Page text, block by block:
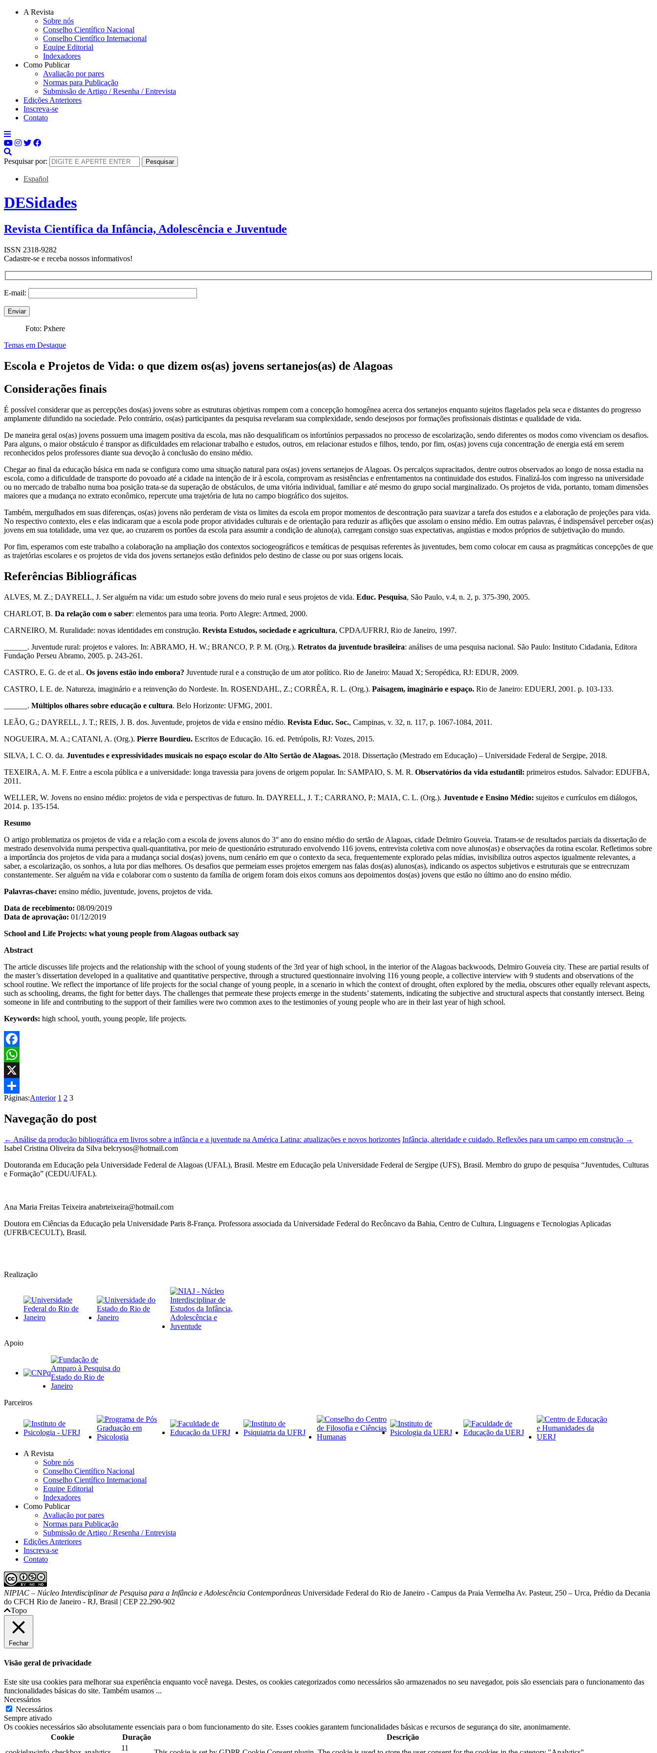
A Revista
Sobre nós
Conselho Científico Nacional
Conselho Científico Internacional
Equipe Editorial
Indexadores
Como Publicar
Avaliação por pares
Normas para Publicação
Submissão de Artigo / Resenha / Entrevista
Edições Anteriores
Inscreva-se
Contato
Pesquisar por:
Español
DESidades
Revista Científica da Infância, Adolescência e Juventude
ISSN 2318-9282
Cadastre-se e receba nossos informativos!
E-mail:
Foto: Pxhere
Temas em Destaque
Escola e Projetos de Vida: o que dizem os(as) jovens sertanejos(as) de Alagoas
Considerações finais
É possível considerar que as percepções dos(as) jovens sobre as estruturas objetivas rompem com a concepção homogênea acerca dos sertanejos enquanto sujeitos flagelados pela seca e distantes do progresso
amplamente difundido na sociedade. Pelo contrário, os(as) participantes da pesquisa revelaram sua complexidade, sendo desejosos por formações profissionais distintas e qualidade de vida.
De maneira geral os(as) jovens possuem uma imagem positiva da escola, mas não desqualificam os infortúnios perpassados no processo de escolarização, sendo diferentes os modos como vivenciam os desafios.
Para alguns, o maior obstáculo é transpor as dificuldades em relacionar trabalho e estudos, outros, em relacionar estudos e filhos, tendo, por fim, os(as) jovens cuja concentração de energia está em serem
reconhecidos pelos professores diante sua devoção à conclusão do ensino médio.
Chegar ao final da educação básica em nada se configura como uma situação natural para os(as) jovens sertanejos de Alagoas. Os percalços supracitados, dentre outros observados ao longo de nossa estadia na
escola, como a dificuldade de transporte do povoado até a cidade na intenção de ir à escola, comprovam as resistências e enfrentamentos na continuidade dos estudos. Finalizá-los com ingresso na universidade
ou no mercado de trabalho numa boa posição trata-se da superação de obstáculos, de uma vitória individual, familiar e até mesmo do grupo social marginalizado. Os projetos de vida, portanto, tomam dimensões
maiores que a mudança no extrato econômico, repercute uma trajetória de luta no campo biográfico dos sujeitos.
Também, mergulhados em suas diferenças, os(as) jovens não perderam de vista os limites da escola em propor momentos de descontração para suavizar a tarefa dos estudos e a elaboração de projeções para vida.
No respectivo contexto, eles e elas indicaram que a escola pode propor atividades culturais e de orientação para reduzir as aflições que assolam o ensino médio. Em outras palavras, é indispensável perceber os(as)
jovens em sua totalidade, uma vez que, ao cruzarem os portões da escola para assumir a condição de aluno(a), carregam consigo suas expectativas, angústias e modos próprios de subjetivação do mundo.
Por fim, esperamos com este trabalho a colaboração na ampliação dos contextos sociogeográficos e temáticas de pesquisas referentes às juventudes, bem como colocar em causa as pragmáticas concepções de que
as trajetórias escolares e os projetos de vida dos jovens sertanejos estão definidos pelo destino de classe ou por suas origens locais.
Referências Bibliográficas
ALVES, M. Z.; DAYRELL, J. Ser alguém na vida: um estudo sobre jovens do meio rural e seus projetos de vida. Educ. Pesquisa, São Paulo, v.4, n. 2, p. 375-390, 2005.
CHARLOT, B. Da relação com o saber: elementos para uma teoria. Porto Alegre: Artmed, 2000.
CARNEIRO, M. Ruralidade: novas identidades em construção. Revista Estudos, sociedade e agricultura, CPDA/UFRRJ, Rio de Janeiro, 1997.
______. Juventude rural: projetos e valores. In: ABRAMO, H. W.; BRANCO, P. P. M. (Org.). Retratos da juventude brasileira: análises de uma pesquisa nacional. São Paulo: Instituto Cidadania, Editora
Fundação Perseu Abramo, 2005. p. 243-261.
CASTRO, E. G. de et al.. Os jovens estão indo embora? Juventude rural e a construção de um ator político. Rio de Janeiro: Mauad X; Seropédica, RJ: EDUR, 2009.
CASTRO, I. E. de. Natureza, imaginário e a reinvenção do Nordeste. In. ROSENDAHL, Z.; CORRÊA, R. L. (Org.). Paisagem, imaginário e espaço. Rio de Janeiro: EDUERJ, 2001. p. 103-133.
______. Múltiplos olhares sobre educação e cultura. Belo Horizonte: UFMG, 2001.
LEÃO, G.; DAYRELL, J. T.; REIS, J. B. dos. Juventude, projetos de vida e ensino médio. Revista Educ. Soc., Campinas, v. 32, n. 117, p. 1067-1084, 2011.
NOGUEIRA, M. A.; CATANI, A. (Org.). Pierre Bourdieu. Escritos de Educação. 16. ed. Petrópolis, RJ: Vozes, 2015.
SILVA, I. C. O. da. Juventudes e expressividades musicais no espaço escolar do Alto Sertão de Alagoas. 2018. Dissertação (Mestrado em Educação) – Universidade Federal de Sergipe, 2018.
TEXEIRA, A. M. F. Entre a escola pública e a universidade: longa travessia para jovens de origem popular. In: SAMPAIO, S. M. R. Observatórios da vida estudantil: primeiros estudos. Salvador: EDUFBA,
2011.
WELLER, W. Jovens no ensino médio: projetos de vida e perspectivas de futuro. In. DAYRELL, J. T.; CARRANO, P.; MAIA, C. L. (Org.). Juventude e Ensino Médio: sujeitos e currículos em diálogos,
2014. p. 135-154.
Resumo
O artigo problematiza os projetos de vida e a relação com a escola de jovens alunos do 3° ano do ensino médio do sertão de Alagoas, cidade Delmiro Gouveia. Tratam-se de resultados parciais da dissertação de
mestrado desenvolvida numa perspectiva quali-quantitativa, por meio de questionário estruturado envolvendo 116 jovens, entrevista coletiva com nove alunos(as) e observações da rotina escolar. Refletimos sobre
a importância dos projetos de vida para a mudança social dos(as) jovens, num cenário em que o contexto da seca, frequentemente explorado pelas mídias, invisibiliza outros aspectos igualmente relevantes, a
saber, a escolarização, os sonhos, a luta por dias melhores. Os desafios que permeiam esses projetos emergem nas falas dos(as) alunos(as), indicando os aspectos subjetivos e estruturais que se entrecruzam
constantemente. Ser alguém na vida e colaborar com o sustento da família de origem foram dois eixos comuns aos depoimentos dos(as) jovens que estão no último ano do ensino médio.
Palavras-chave: ensino médio, juventude, jovens, projetos de vida.
Data de recebimento: 08/09/2019
Data de aprovação: 01/12/2019
School and Life Projects: what young people from Alagoas outback say
Abstract
The article discusses life projects and the relationship with the school of young students of the 3rd year of high school, in the interior of the Alagoas backwoods, Delmiro Gouveia city. These are partial results of
the master’s dissertation developed in a qualitative and quantitative perspective, through a structured questionnaire involving 116 young people, a collective interview with 9 students and observations of the
school routine. We reflect the importance of life projects for the social change of young people, in a scenario in which the context of drought, often explored by the media, obscures other equally relevant aspects,
such as schooling, dreams, the fight for better days. The challenges that permeate these projects emerge in the students’ statements, indicating the subjective and structural aspects that constantly intersect. Being
someone in life and contributing to the support of their families were two common axes to the testimonies of young people who are in their last year of high school.
Keywords: high school, youth, young people, life projects.
Facebook
WhatsApp
X
Share
Páginas:Anterior 1 2 3
Navegação do post
← Análise da produção bibliográfica em livros sobre a infância e a juventude na América Latina: atualizações e novos horizontes Infância, alteridade e cuidado. Reflexões para um campo em construção →
Isabel Cristina Oliveira da Silva belcrysos@hotmail.com
Doutoranda em Educação pela Universidade Federal de Alagoas (UFAL), Brasil. Mestre em Educação pela Universidade Federal de Sergipe (UFS), Brasil. Membro do grupo de pesquisa “Juventudes, Culturas
e Formação” (CEDU/UFAL).
Ana Maria Freitas Teixeira anabrteixeira@hotmail.com
Doutora em Ciências da Educação pela Universidade Paris 8-França. Professora associada da Universidade Federal do Recôncavo da Bahia, Centro de Cultura, Linguagens e Tecnologias Aplicadas
(UFRB/CECULT), Brasil.
Realização
Apoio
Parceiros
A Revista
Sobre nós
Conselho Científico Nacional
Conselho Científico Internacional
Equipe Editorial
Indexadores
Como Publicar
Avaliação por pares
Normas para Publicação
Submissão de Artigo / Resenha / Entrevista
Edições Anteriores
Inscreva-se
Contato
NIPIAC – Núcleo Interdisciplinar de Pesquisa para a Infância e Adolescência Contemporâneas Universidade Federal do Rio de Janeiro - Campus da Praia Vermelha Av. Pasteur, 250 – Urca, Prédio da Decania
do CFCH Rio de Janeiro - RJ, Brasil | CEP 22.290-902
Topo
Fechar
Visão geral de privacidade
Este site usa cookies para melhorar sua experiência enquanto você navega. Destes, os cookies categorizados como necessários são armazenados no seu navegador, pois são essenciais para o funcionamento das
funcionalidades básicas do site. Também usamos ...
Necessários
Necessários
Sempre ativado
Os cookies necessários são absolutamente essenciais para o bom funcionamento do site. Esses cookies garantem funcionalidades básicas e recursos de segurança do site, anonimamente.
Cookie
Duração
Descrição
11